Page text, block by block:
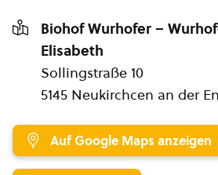
Biohof Wurhofer –
Elisabeth
Sollingstraße 10
5145 Neukirchcen an der
Auf Google Maps anzeigen